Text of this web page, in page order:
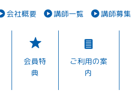
会社概要 講師一覧 講師募集
会員特
典
ご利用の案
内